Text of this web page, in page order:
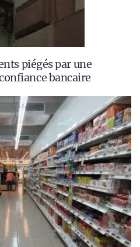
piégés par une
bancaire